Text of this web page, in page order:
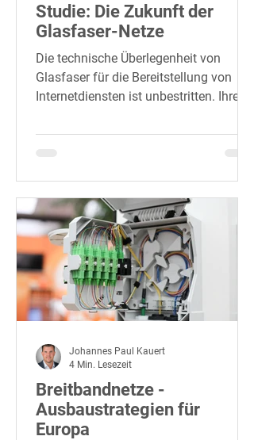
Studie: Die Zukunft der
Glasfaser-Netze
Die technische Überlegenheit von
Glasfaser für die Bereitstellung von
Internetdiensten ist unbestritten. Ihre
Breitbandnetze -
Ausbaustrategien für
Europa
Johannes Paul Kauert
4 Min. Lesezeit